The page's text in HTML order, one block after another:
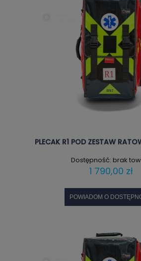
PLECAK R1 POD ZESTAW
Dostępność: brak
1 790,00 zł
POWIADOM O